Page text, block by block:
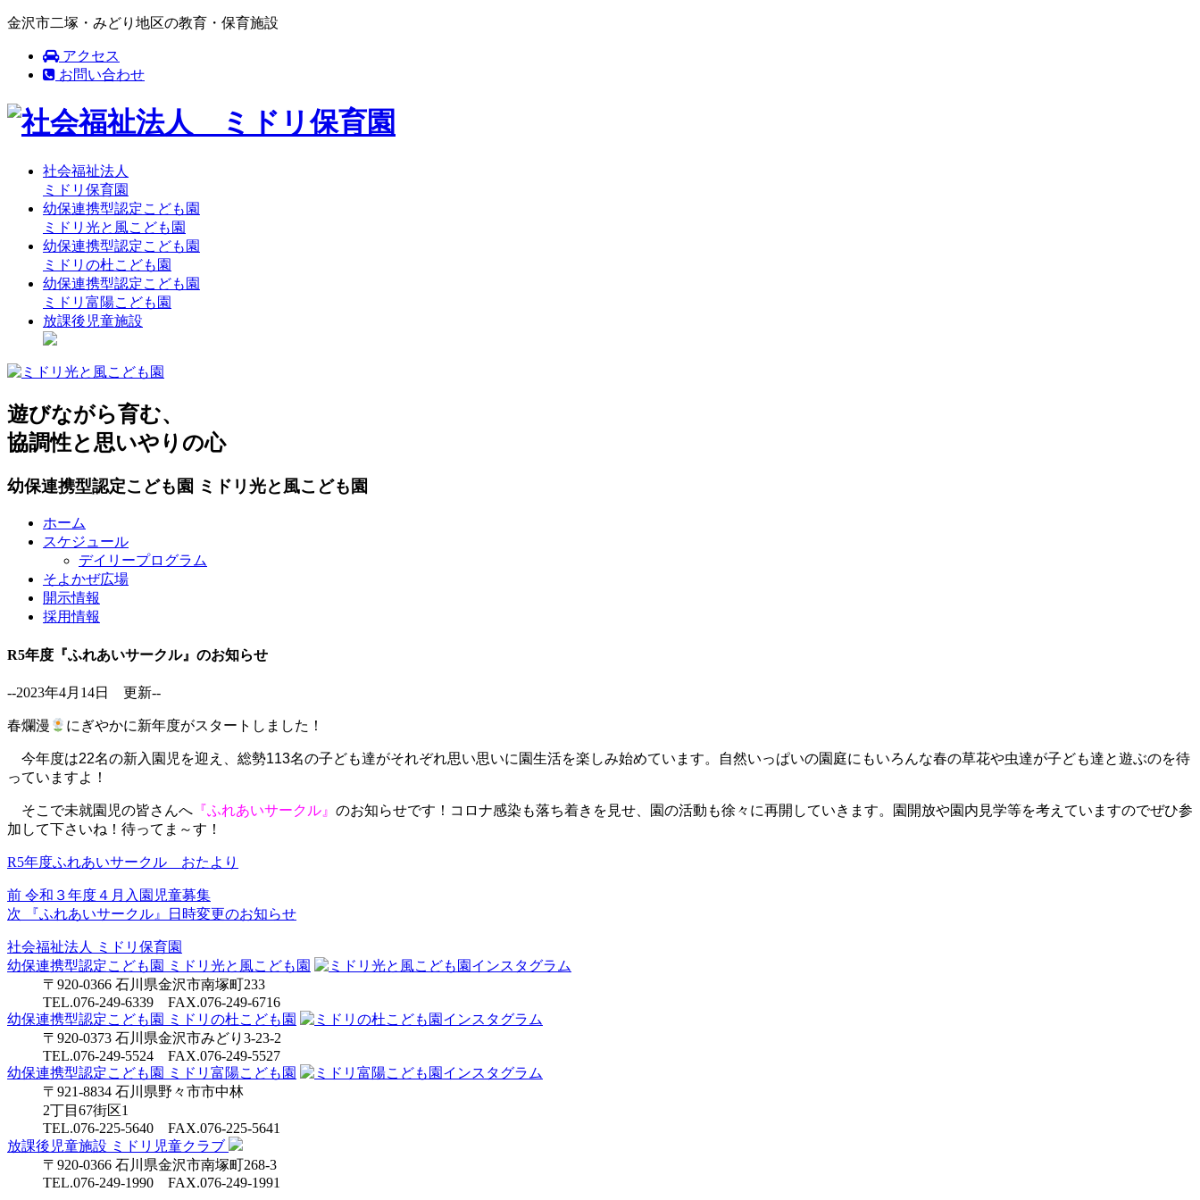
金沢市二塚・みどり地区の教育・保育施設
アクセス
お問い合わせ
社会福祉法人
ミドリ保育園
幼保連携型認定こども園
ミドリ光と風こども園
幼保連携型認定こども園
ミドリの杜こども園
幼保連携型認定こども園
ミドリ富陽こども園
放課後児童施設
遊びながら育む、
協調性と思いやりの心
幼保連携型認定こども園 ミドリ光と風こども園
ホーム
スケジュール
デイリープログラム
そよかぜ広場
開示情報
採用情報
R5年度『ふれあいサークル』のお知らせ
--2023年4月14日 更新--
春爛漫 にぎやかに新年度がスタートしました！
今年度は22名の新入園児を迎え、総勢113名の子ども達がそれぞれ思い思いに園生活を楽しみ始めています。自然いっぱいの園庭にもいろんな春の草花や虫達が子ども達と遊ぶのを待
っていますよ！
そこで未就園児の皆さんへ 『ふれあいサークル』 のお知らせです！コロナ感染も落ち着きを見せ、園の活動も徐々に再開していきます。園開放や園内見学等を考えていますのでぜひ参
加して下さいね！待ってま～す！
R5年度ふれあいサークル おたより
投
稿
ナ
ゲ
シ
前 前
の
稿:
令和３年度４月入園児童募集
次
次
投
稿:
『ふれあいサークル』日時変更のお知らせ
社会福祉法人
ミドリ保育園
幼保連携型認定こども園
ミドリ光と風こども園
〒920-0366 石川県金沢市南塚町233
TEL.076-249-6339 FAX.076-249-6716
幼保連携型認定こども園
ミドリの杜こども園
〒920-0373 石川県金沢市みどり3-23-2
TEL.076-249-5524 FAX.076-249-5527
幼保連携型認定こども園
ミドリ富陽こども園
〒921-8834 石川県野々市市中林
2丁目67街区1
TEL.076-225-5640 FAX.076-225-5641
放課後児童施設 ミドリ児童クラブ
〒920-0366 石川県金沢市南塚町268-3
TEL.076-249-1990 FAX.076-249-1991